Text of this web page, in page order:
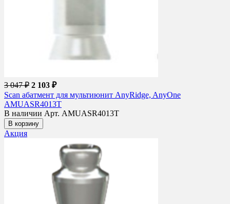
3 047 ₽ 2 103 ₽
Scan абатмент для мультиюнит AnyRidge, AnyOne
AMUASR4013T
В наличии Арт. AMUASR4013T
В корзину
Акция